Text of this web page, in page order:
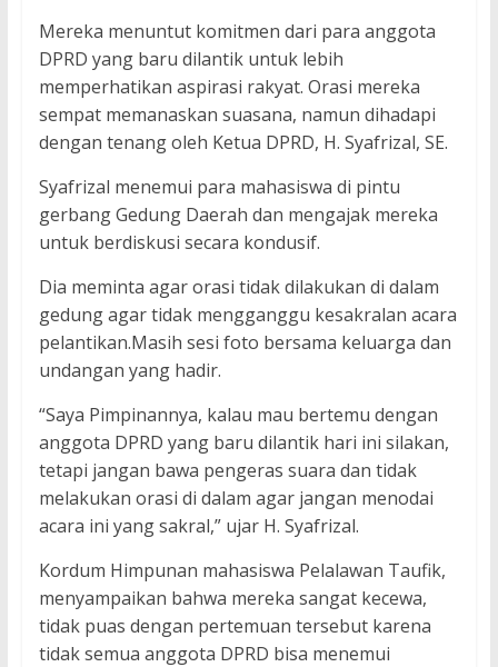
Mereka menuntut komitmen dari para anggota
DPRD yang baru dilantik untuk lebih
memperhatikan aspirasi rakyat. Orasi mereka
sempat memanaskan suasana, namun dihadapi
dengan tenang oleh Ketua DPRD, H. Syafrizal, SE.
Syafrizal menemui para mahasiswa di pintu
gerbang Gedung Daerah dan mengajak mereka
untuk berdiskusi secara kondusif.
Dia meminta agar orasi tidak dilakukan di dalam
gedung agar tidak mengganggu kesakralan acara
pelantikan.Masih sesi foto bersama keluarga dan
undangan yang hadir.
“Saya Pimpinannya, kalau mau bertemu dengan
anggota DPRD yang baru dilantik hari ini silakan,
tetapi jangan bawa pengeras suara dan tidak
melakukan orasi di dalam agar jangan menodai
acara ini yang sakral,” ujar H. Syafrizal.
Kordum Himpunan mahasiswa Pelalawan Taufik,
menyampaikan bahwa mereka sangat kecewa,
tidak puas dengan pertemuan tersebut karena
tidak semua anggota DPRD bisa menemui